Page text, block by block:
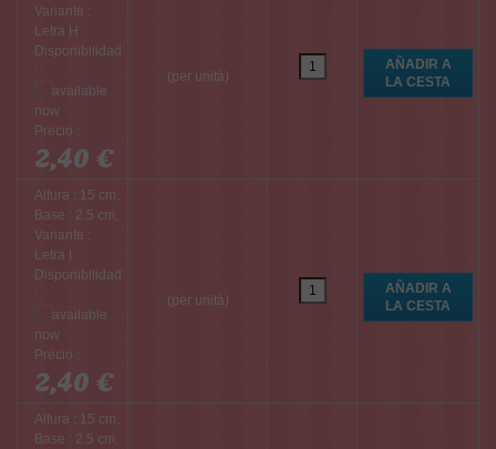
Variante :
Letra H
Disponibilidad
:
Precio :
2,40 €
(per unità)
Altura : 15 cm,
Base : 2.5 cm,
Variante :
Letra I
Disponibilidad
:
Precio :
2,40 €
(per unità)
Altura : 15 cm,
Base : 2.5 cm,